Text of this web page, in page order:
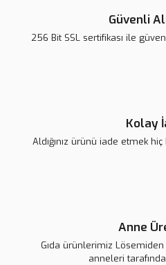
Güvenli
256 Bit SSL sertifikası ile
Kolay
Aldığınız ürünü iade etmek
Anne
Gıda ürünlerimiz Lösemiden
anneleri